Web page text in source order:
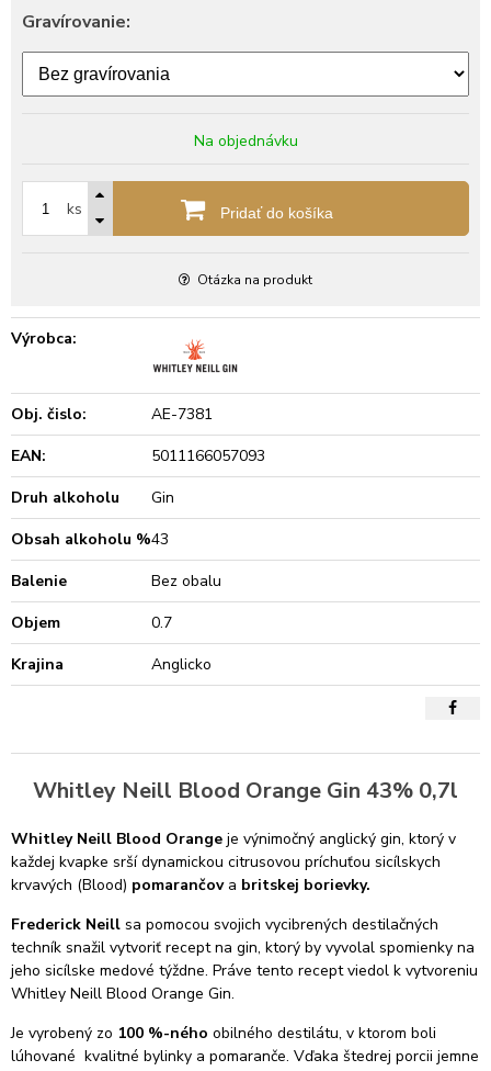
Gravírovanie:
Na objednávku
ks Pridať do košíka
Otázka na produkt
Výrobca:
Obj. čislo:
AE-7381
EAN:
5011166057093
Druh alkoholu
Gin
Obsah alkoholu %43
Balenie
Bez obalu
Objem
0.7
Krajina
Anglicko
Whitley Neill Blood Orange Gin 43% 0,7l
Whitley Neill Blood Orange je výnimočný anglický gin, ktorý v
každej kvapke srší dynamickou citrusovou príchuťou sicílskych
krvavých (Blood) pomarančova britskej borievky.
Frederick Neill sa pomocou svojich vycibrených destilačných
techník snažil vytvoriť recept na gin, ktorý by vyvolal spomienky na
jeho sicílske medové týždne. Práve tento recept viedol k vytvoreniu
Whitley Neill Blood Orange Gin.
Je vyrobený zo 100 %-ného obilného destilátu, v ktorom boli
lúhované kvalitné bylinky a pomaranče. Vďaka štedrej porcii jemne